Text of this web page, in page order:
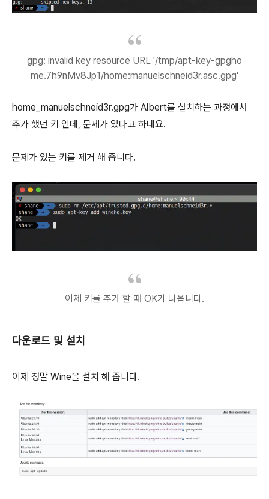
gpg: invalid key resource URL '/tmp/apt-key-gpgho
me.7h9nMv8Jp1/home:manuelschneid3r.asc.gpg'
home_manuelschneid3r.gpg가 Albert를 설치하는 과정에서
추가 했던 키 인데, 문제가 있다고 하네요.
문제가 있는 키를 제거 해 줍니다.
이제 키를 추가 할 때 OK가 나옵니다.
다운로드 및 설치
이제 정말 Wine을 설치 해 줍니다.